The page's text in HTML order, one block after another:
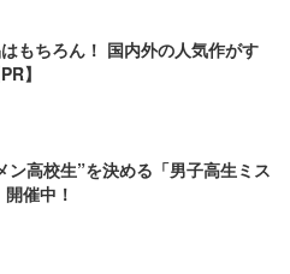
もちろん！ 国内外の人気作がす
】
ン高校生”を決める「男子高生ミス
催中！